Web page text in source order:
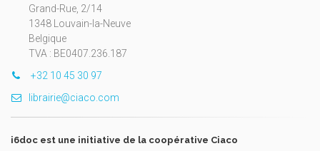
Grand-Rue, 2/14
1348 Louvain-la-Neuve
Belgique
TVA : BE0407.236.187
+32 10 45 30 97
librairie@ciaco.com
i6doc est une initiative de la coopérative Ciaco